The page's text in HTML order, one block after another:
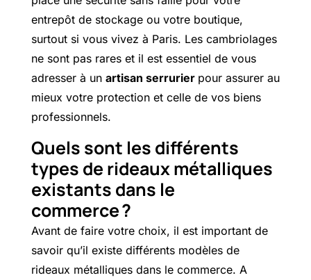
entrepôt de stockage ou votre boutique,
surtout si vous vivez à Paris. Les cambriolages
ne sont pas rares et il est essentiel de vous
adresser à un artisan serrurier pour assurer au
mieux votre protection et celle de vos biens
professionnels.
Quels sont les différents
types de rideaux métalliques
existants dans le
commerce ?
Avant de faire votre choix, il est important de
savoir qu’il existe différents modèles de
rideaux métalliques dans le commerce. A